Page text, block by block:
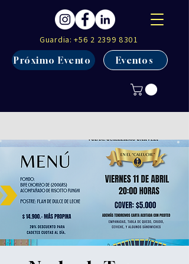
Guardia:+56 2 2399 8301
Próximo Evento
Eventos